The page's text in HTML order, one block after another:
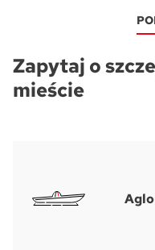
Zapytaj o
mieście